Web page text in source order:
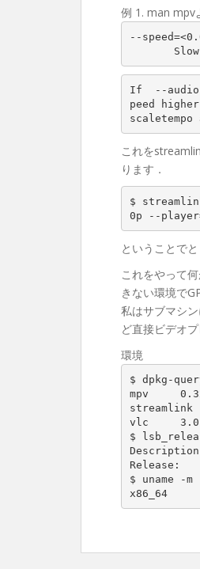
例 1. man mpv
--
If  --
peed
これを
ります．
$
0p --
ということで
これをやって
きない環境で
私はサブマシ
ど直接ビデオ
環境
$ dpkg-
mpv
vlc
$
Release:
$ uname -m
x86_64